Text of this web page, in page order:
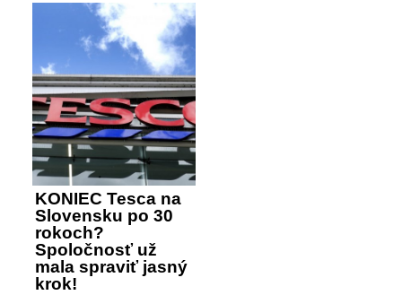
KONIEC Tesca na
Slovensku po 30
rokoch?
Spoločnosť už
mala spraviť jasný
krok!